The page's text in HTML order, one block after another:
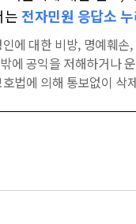
는 전자민원 응답소
에 대한 비방, 명예훼손
에 공익을 저해하거나
법에 의해 통보없이 삭